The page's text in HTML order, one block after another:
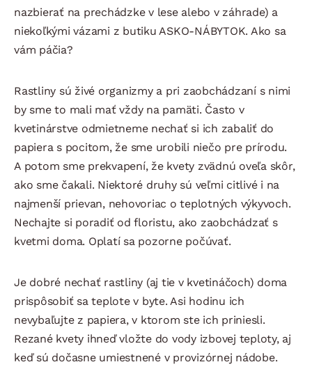
nazbierať na prechádzke v lese alebo v záhrade) a
niekoľkými vázami z butiku ASKO-NÁBYTOK. Ako sa
vám páčia?
Rastliny sú živé organizmy a pri zaobchádzaní s nimi
by sme to mali mať vždy na pamäti. Často v
kvetinárstve odmietneme nechať si ich zabaliť do
papiera s pocitom, že sme urobili niečo pre prírodu.
A potom sme prekvapení, že kvety zvädnú oveľa skôr,
ako sme čakali. Niektoré druhy sú veľmi citlivé i na
najmenší prievan, nehovoriac o teplotných výkyvoch.
Nechajte si poradiť od floristu, ako zaobchádzať s
kvetmi doma. Oplatí sa pozorne počúvať.
Je dobré nechať rastliny (aj tie v kvetináčoch) doma
prispôsobiť sa teplote v byte. Asi hodinu ich
nevybaľujte z papiera, v ktorom ste ich priniesli.
Rezané kvety ihneď vložte do vody izbovej teploty, aj
keď sú dočasne umiestnené v provizórnej nádobe.